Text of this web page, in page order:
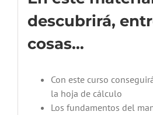
descubrirá,
cosas…
Con este curso
la hoja de cálculo
Los fundamentos del